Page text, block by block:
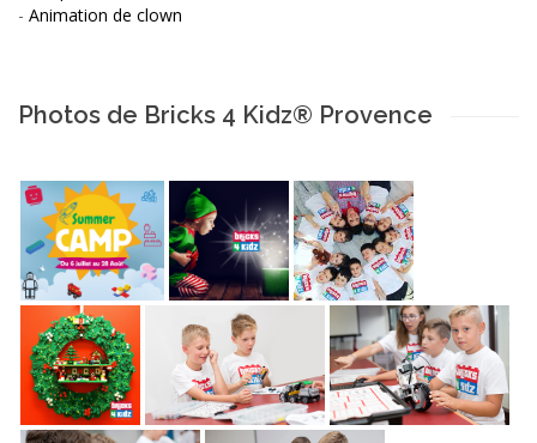
- Animation de clown
Photos de Bricks 4 Kidz® Provence